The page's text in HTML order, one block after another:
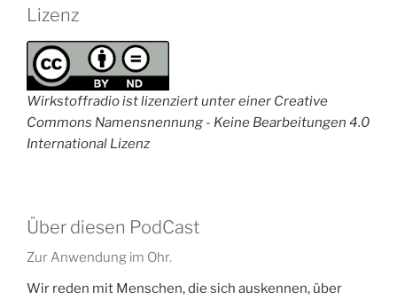
Lizenz
Wirkstoffradio ist lizenziert unter einer Creative
Commons Namensnennung - Keine Bearbeitungen 4.0
International Lizenz
Über diesen PodCast
Zur Anwendung im Ohr.
Wir reden mit Menschen, die sich auskennen, über